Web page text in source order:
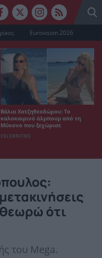
Eurovision 2026
Βάλια Χατζηθεοδώρου: Το
καλοκαιρινό άλμπουμ από τη
Μύκονο που ξεχώρισε
CELEBRITIES
ότι
του Mega.